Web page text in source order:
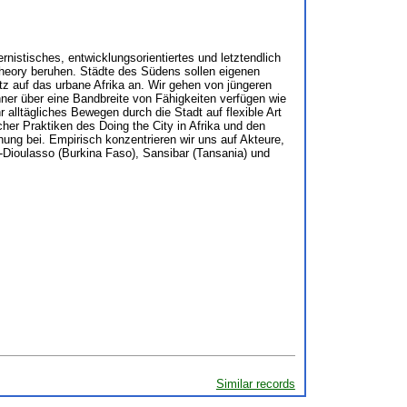
entwicklungsorientiertes und letztendlich
beruhen. Städte des Südens sollen eigenen
auf das urbane Afrika an. Wir gehen von jüngeren
über eine Bandbreite von Fähigkeiten verfügen wie
alltägliches Bewegen durch die Stadt auf flexible Art
Praktiken des Doing the City in Afrika und den
bei. Empirisch konzentrieren wir uns auf Akteure,
(Burkina Faso), Sansibar (Tansania) und
Similar records